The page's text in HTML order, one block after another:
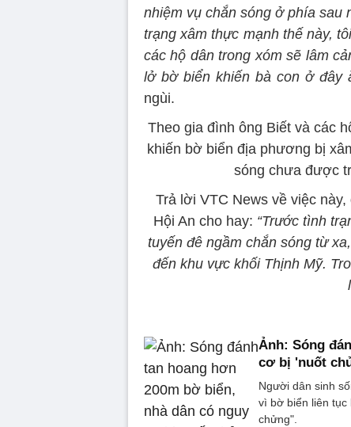
nhiệm vụ chắn sóng ở phía sau
trạng xâm thực mạnh thế này,
các hộ dân trong xóm sẽ lâm
lở bờ biển khiến bà con ở đây
ngùi.
Theo gia đình ông Biết và các
khiến bờ biển địa phương bị
sóng chưa được
Trả lời VTC News về việc
Hội An cho hay: “Trước tình
tuyến đê ngầm chắn sóng từ
đến khu vực khối Thịnh Mỹ.
Ảnh: Sóng
cơ bị 'nuốt
Người dân sinh
vì bờ biển liên
chửng".